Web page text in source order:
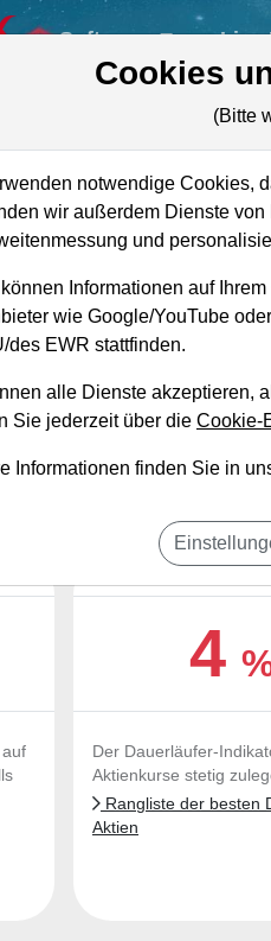
Software
–Two
Aktie
Umsatz
Investment zum
4
Der Dauerläufer-
Aktienkurse stetig
Rangliste der besten
Aktien
Cookies
(Bitte
notwendige Cookies,
wir außerdem Dienste
und
Informationen auf
wie Google/YouTube
des EWR stattfinden.
alle Dienste akzeptieren,
Sie jederzeit über die Cookie-
Informationen finden Sie in